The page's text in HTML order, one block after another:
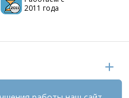
2011 года